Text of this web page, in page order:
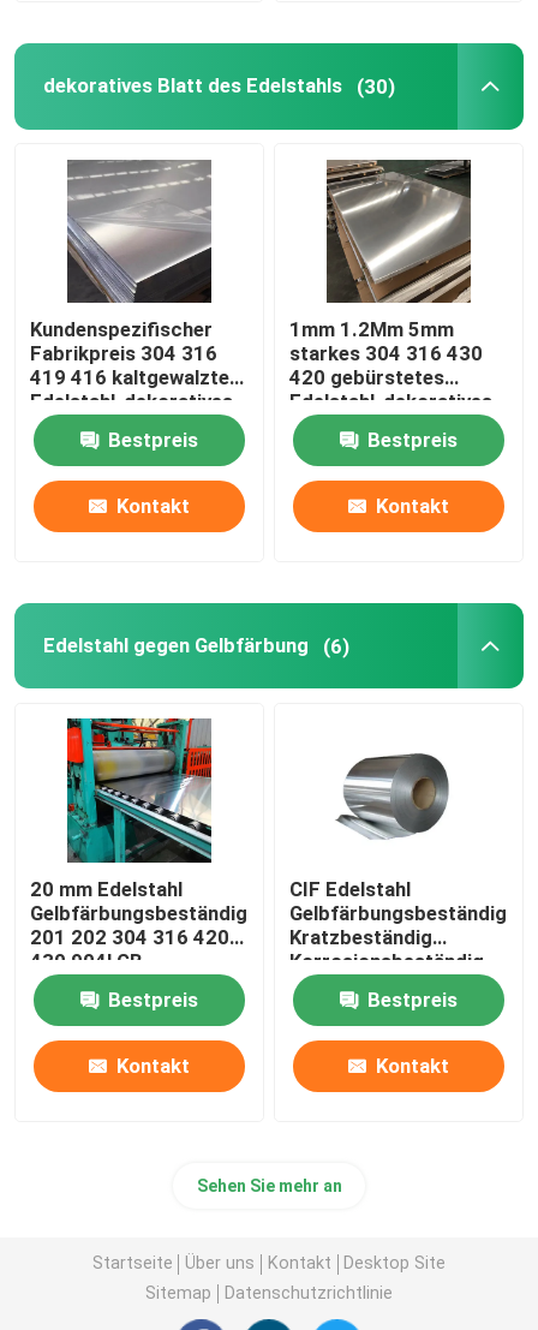
dekoratives Blatt des Edelstahls (30)
Kundenspezifischer
Fabrikpreis 304 316
419 416 kaltgewalztes
Edelstahl-dekoratives
Blech 4x8
Bestpreis
Kontakt
1mm 1.2Mm 5mm
starkes 304 316 430
420 gebürstetes
Edelstahl-dekoratives
Blatt für Verkauf
Bestpreis
Kontakt
Edelstahl gegen Gelbfärbung (6)
20 mm Edelstahl
Gelbfärbungsbeständig
201 202 304 316 420
430 904l GB
Bestpreis
Kontakt
CIF Edelstahl
Gelbfärbungsbeständig
Kratzbeständig
Korrosionsbeständig
Bestpreis
Kontakt
Sehen Sie mehr an
Startseite Über uns Kontakt
Desktop Site
Sitemap
Datenschutzrichtlinie